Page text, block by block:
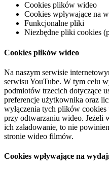
Cookies plików wideo
Cookies wpływające na
Funkcjonalne pliki
Niezbędne pliki cookies
Cookies plików wideo
Na naszym serwisie
serwisu YouTube. W tym celu
podmiotów trzecich dotyczące
preferencje użytkownika oraz
wyłączenia tych plików cookies
przy odtwarzaniu wideo. Jeżeli
ich załadowanie, to nie
stronie wideo filmów.
Cookies wpływające na